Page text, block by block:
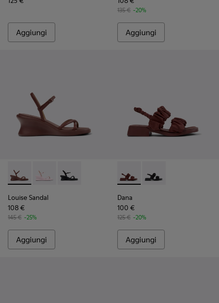
Aggiungi
135 € -20%
Aggiungi
Louise Sandal - K201916-002 - Sandali in pelle bordeaux Da
Louise Sandal - K201916-003
Louise Sandal - K201916-001
Louise Sandal
108 €
145 € -25%
Aggiungi
Dana - K201894-003 -
Dana - K201894-001
Dana
100 €
125 € -20%
Aggiungi